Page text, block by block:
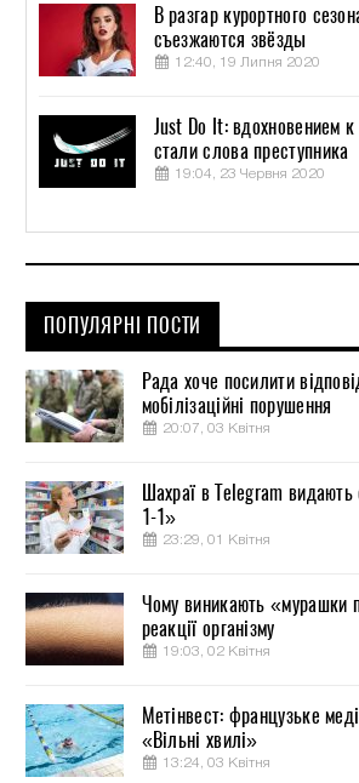
В разгар курортного
съезжаются звёзды
12:40, 19 Липня 2020
Just Do It: вдохновением к
стали слова преступника
19:04, 23 Червня 2020
ПОПУЛЯРНІ ПОСТИ
Рада хоче посилити
мобілізаційні порушення
20:07, 03 Квітня
Шахраї в Telegram
1-1»
23:29, 01 Квітня
Чому виникають «мурашки
реакції організму
19:03, 02 Квітня
Метінвест: французьке
«Вільні хвилі»
13:24, 03 Квітня